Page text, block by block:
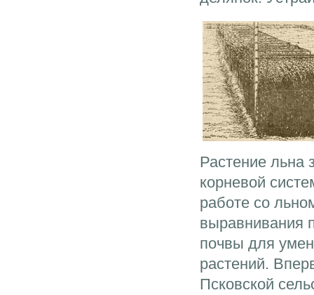
Растение
корневой
работе со
выравнивания
почвы для
растений.
Псковской